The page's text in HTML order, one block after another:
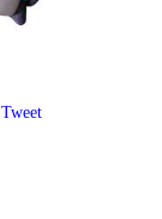
Tweet